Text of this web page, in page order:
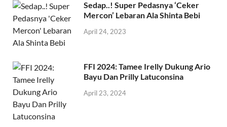
Sedap..! Super Pedasnya ‘Ceker
Mercon’ Lebaran Ala Shinta Bebi
April 24, 2023
FFI 2024: Tamee Irelly Dukung Ario
Bayu Dan Prilly Latuconsina
April 23, 2024